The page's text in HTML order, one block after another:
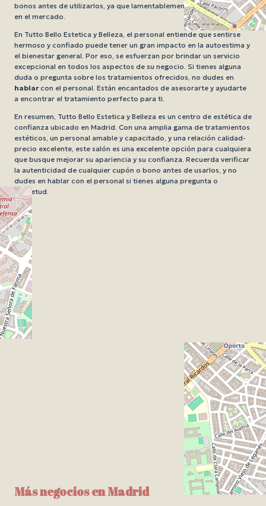
bonos antes de utilizarlos, ya que lamentablemente existen estafas
en el mercado.
En Tutto Bello Estetica y Belleza, el personal entiende que sentirse
hermoso y confiado puede tener un gran impacto en la autoestima y
el bienestar general. Por eso, se esfuerzan por brindar un servicio
excepcional en todos los aspectos de su negocio. Si tienes alguna
duda o pregunta sobre los tratamientos ofrecidos, no dudes en
hablarcon el personal. Están encantados de asesorarte y ayudarte
a encontrar el tratamiento perfecto para ti.
En resumen, Tutto Bello Estetica y Belleza es un centro de estética de
confianza ubicado en Madrid. Con una amplia gama de tratamientos
estéticos, un personal amable y capacitado, y una relación calidad-
precio excelente, este salón es una excelente opción para cualquiera
que busque mejorar su apariencia y su confianza. Recuerda verificar
la autenticidad de cualquier cupón o bono antes de usarlos, y no
dudes en hablar con el personal si tienes alguna pregunta o
inquietud.
Más negocios en Madrid